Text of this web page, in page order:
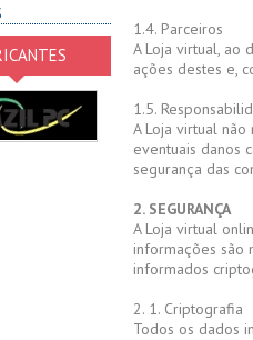
1.4. Parceiros
A Loja virtual, ao
ações destes e,
1.5.
A Loja virtual
eventuais danos
segurança das
2. SEGURANÇA
A Loja virtual
informações são
informados
2. 1. Criptografia
Todos os dados